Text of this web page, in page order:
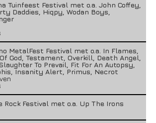
Tuinfeest Festival met o.a. John Coffey,
Daddies, Hiqpy, Wodan Boys,
MetalFest Festival met o.a. In Flames,
God, Testament, Overkill, Death Angel,
To Prevail, Fit For An Autopsy,
Insanity Alert, Primus, Necrot
Rock Festival met o.a. Up The Irons